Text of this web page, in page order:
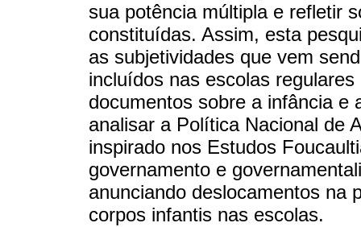
sua potência múltipla e refletir
constituídas. Assim, esta
as subjetividades que vem
incluídos nas escolas
documentos sobre a infância e
analisar a Política Nacional de
inspirado nos Estudos
governamento e
anunciando deslocamentos na
corpos infantis nas escolas.